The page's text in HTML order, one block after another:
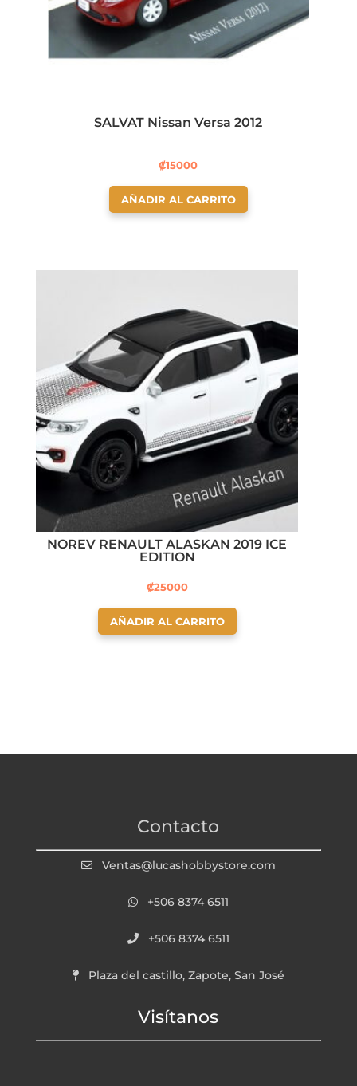
SALVAT Nissan Versa 2012
₡15000
AÑADIR AL CARRITO
NOREV RENAULT ALASKAN 2019 ICE
EDITION
₡25000
AÑADIR AL CARRITO
Contacto
Ventas@lucashobbystore.com
+506 8374 6511
+506 8374 6511
Plaza del castillo, Zapote, San José
Visítanos